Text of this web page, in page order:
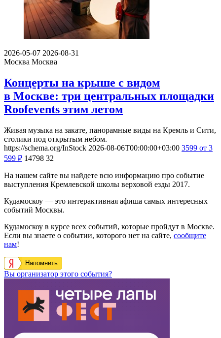
2026-05-07 2026-08-31
Москва Москва
Концерты на крыше с видом
в Москве: три центральных площадки
Roofevents этим летом
Живая музыка на закате, панорамные виды на Кремль и Сити,
столики под открытым небом.
https://schema.org/InStock 2026-08-06T00:00:00+03:00 3599 от 3
599 ₽ 14798 32
На нашем сайте вы найдете всю информацию про событие
выступления Кремлевской школы верховой езды 2017.
Кудамоскоу — это интерактивная афиша самых интересных
событий Москвы.
Кудамоскоу в курсе всех событий, которые пройдут в Москве.
Если вы знаете о событии, которого нет на сайте, сообщите
нам!
Напомнить
Вы организатор этого события?